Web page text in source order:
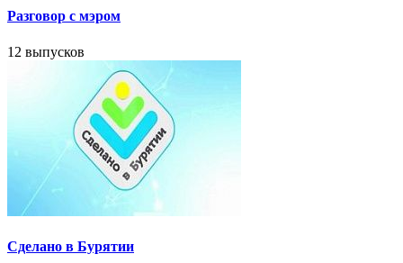
Разговор с мэром
12 выпусков
Сделано в Бурятии